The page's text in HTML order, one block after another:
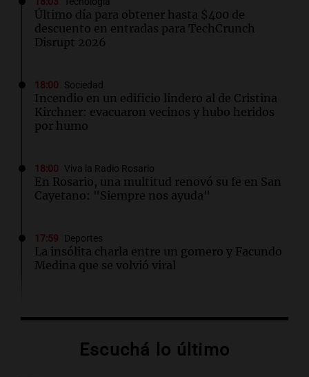
Último día para obtener hasta $400 de
descuento en entradas para TechCrunch
Disrupt 2026
18:00 Sociedad
Incendio en un edificio lindero al de Cristina
Kirchner: evacuaron vecinos y hubo heridos
por humo
18:00 Viva la Radio Rosario
En Rosario, una multitud renovó su fe en San
Cayetano: "Siempre nos ayuda"
17:59 Deportes
La insólita charla entre un gomero y Facundo
Medina que se volvió viral
TC Pick Up: Las "Chatas del Campo
Escuchá lo último